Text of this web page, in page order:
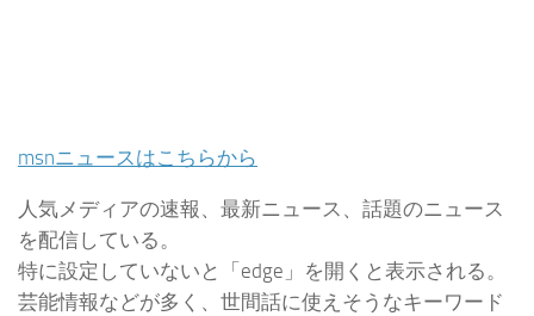
msnニュースはこちらから
人気メディアの速報、最新ニュース、話題のニュース
を配信している。
特に設定していないと「edge」を開くと表示される。
芸能情報などが多く、世間話に使えそうなキーワード